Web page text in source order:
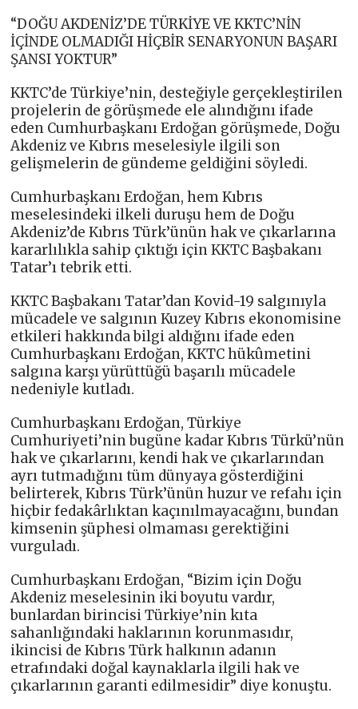
“DOĞU AKDENİZ’DE TÜRKİYE VE KKTC’NİN
İÇİNDE OLMADIĞI HİÇBİR SENARYONUN BAŞARI
ŞANSI YOKTUR”
KKTC’de Türkiye’nin, desteğiyle gerçekleştirilen
projelerin de görüşmede ele alındığını ifade
eden Cumhurbaşkanı Erdoğan görüşmede, Doğu
Akdeniz ve Kıbrıs meselesiyle ilgili son
gelişmelerin de gündeme geldiğini söyledi.
Cumhurbaşkanı Erdoğan, hem Kıbrıs
meselesindeki ilkeli duruşu hem de Doğu
Akdeniz’de Kıbrıs Türk’ünün hak ve çıkarlarına
kararlılıkla sahip çıktığı için KKTC Başbakanı
Tatar’ı tebrik etti.
KKTC Başbakanı Tatar’dan Kovid-19 salgınıyla
mücadele ve salgının Kuzey Kıbrıs ekonomisine
etkileri hakkında bilgi aldığını ifade eden
Cumhurbaşkanı Erdoğan, KKTC hükûmetini
salgına karşı yürüttüğü başarılı mücadele
nedeniyle kutladı.
Cumhurbaşkanı Erdoğan, Türkiye
Cumhuriyeti’nin bugüne kadar Kıbrıs Türkü’nün
hak ve çıkarlarını, kendi hak ve çıkarlarından
ayrı tutmadığını tüm dünyaya gösterdiğini
belirterek, Kıbrıs Türk’ünün huzur ve refahı için
hiçbir fedakârlıktan kaçınılmayacağını, bundan
kimsenin şüphesi olmaması gerektiğini
vurguladı.
Cumhurbaşkanı Erdoğan, “Bizim için Doğu
Akdeniz meselesinin iki boyutu vardır,
bunlardan birincisi Türkiye’nin kıta
sahanlığındaki haklarının korunmasıdır,
ikincisi de Kıbrıs Türk halkının adanın
etrafındaki doğal kaynaklarla ilgili hak ve
çıkarlarının garanti edilmesidir” diye konuştu.